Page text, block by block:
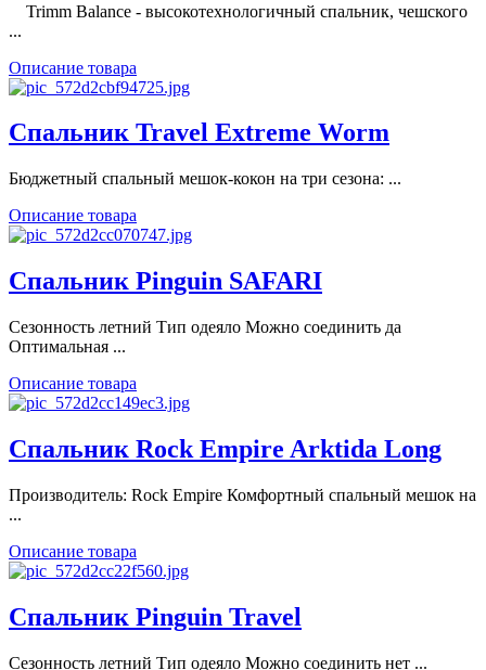
Trimm Balance - высокотехнологичный спальник, чешского
...
Описание товара
Спальник Travel Extreme Worm
Бюджетный спальный мешок-кокон на три сезона: ...
Описание товара
Спальник Pinguin SAFARI
Сезонность летний Тип одеяло Можно соединить да
Оптимальная ...
Описание товара
Спальник Rock Empire Arktida Long
Производитель: Rock Empire Комфортный спальный мешок на
...
Описание товара
Спальник Pinguin Travel
Сезонность летний Тип одеяло Можно соединить нет ...